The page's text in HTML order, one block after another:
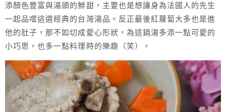
添顏色豐富與湯頭的鮮甜，主要也是想讓身為法國人的先生
一起品嚐這道經典的台灣湯品。反正最後紅蘿蔔大多也是進
他的肚子，那不如切成愛心形狀，為這鍋湯多添一點可愛的
小巧思，也多一點料理時的樂趣（笑）。